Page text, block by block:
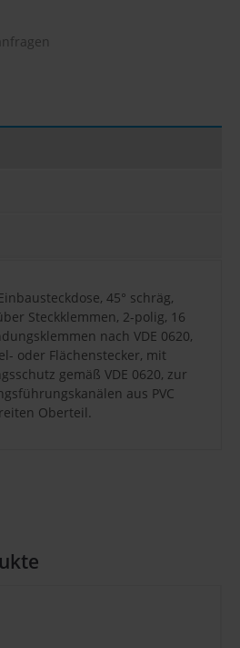
45° schräg,
Steckklemmen, 2-polig, 16
nach VDE 0620,
oder Flächenstecker, mit
gemäß VDE 0620, zur
aus PVC
Oberteil.